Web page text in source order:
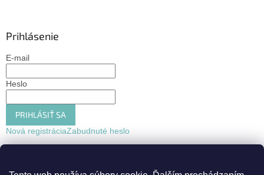
Prihlásenie
E-mail
Heslo
PRIHLÁSIŤ SA
Nová registráciaZabudnuté heslo